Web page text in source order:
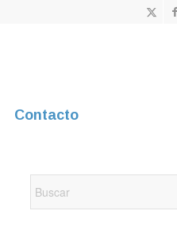
Contacto